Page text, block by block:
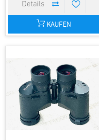
KAUFEN